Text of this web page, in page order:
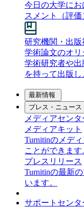
今日の大学に
スメント（評
研究機関・出版
学術論文のオ
学術研究者や
を持って出版し
最新情報
プレス・ニュース
メディアセンタ
メディアキット
Turnitinのメデ
ことができます
プレスリリース
Turnitinの最新
います。
サポートセンタ